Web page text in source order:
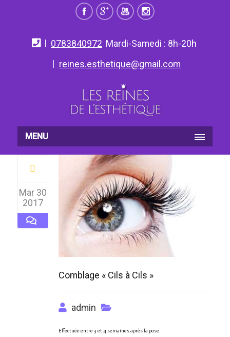
0783840972 Mardi-Samedi : 8h-20h
reines.esthetique@gmail.com
MENU
Mar 30
2017
Comblage « Cils à Cils »
admin
Effectuée entre 3 et 4 semaines après la pose.